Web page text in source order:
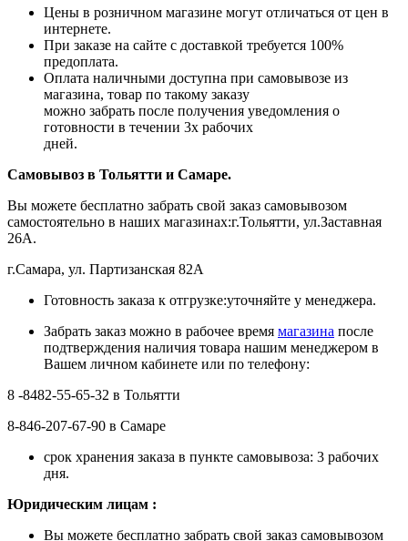
Цены в розничном магазине могут отличаться от цен в
интернете.
При заказе на сайте с доставкой требуется 100%
предоплата.
Оплата наличными доступна при самовывозе из
магазина, товар по такому заказу
можно забрать после получения уведомления о
готовности в течении 3х рабочих
дней.
Самовывоз в Тольятти и Самаре.
Вы можете бесплатно забрать свой заказ самовывозом
самостоятельно в наших магазинах:г.Тольятти, ул.Заставная
26А.
г.Самара, ул. Партизанская 82А
Готовность заказа к отгрузке:уточняйте у менеджера.
Забрать заказ можно в рабочее время магазина после
подтверждения наличия товара нашим менеджером в
Вашем личном кабинете или по телефону:
8 -8482-55-65-32 в Тольятти
8-846-207-67-90 в Самаре
срок хранения заказа в пункте самовывоза: 3 рабочих
дня.
Юридическим лицам :
Вы можете бесплатно забрать свой заказ самовывозом